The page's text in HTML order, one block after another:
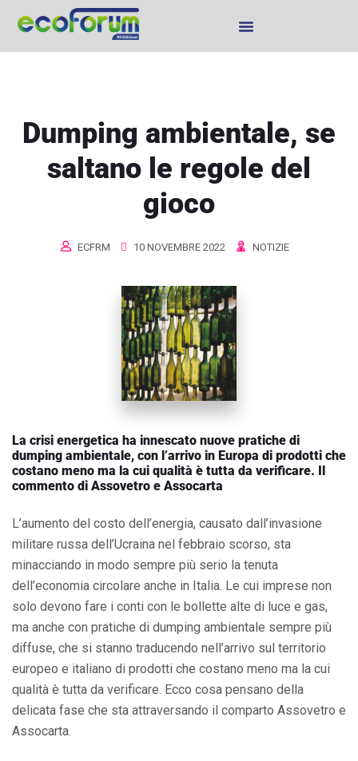
Dumping ambientale, se
saltano le regole del
gioco
ECFRM 10 NOVEMBRE 2022 NOTIZIE
La crisi energetica ha innescato nuove pratiche di
dumping ambientale, con l’arrivo in Europa di prodotti che
costano meno ma la cui qualità è tutta da verificare. Il
commento di Assovetro e Assocarta
L’aumento del costo dell’energia, causato dall’invasione
militare russa dell’Ucraina nel febbraio scorso, sta
minacciando in modo sempre più serio la tenuta
dell’economia circolare anche in Italia. Le cui imprese non
solo devono fare i conti con le bollette alte di luce e gas,
ma anche con pratiche di dumping ambientale sempre più
diffuse, che si stanno traducendo nell’arrivo sul territorio
europeo e italiano di prodotti che costano meno ma la cui
qualità è tutta da verificare. Ecco cosa pensano della
delicata fase che sta attraversando il comparto Assovetro e
Assocarta.